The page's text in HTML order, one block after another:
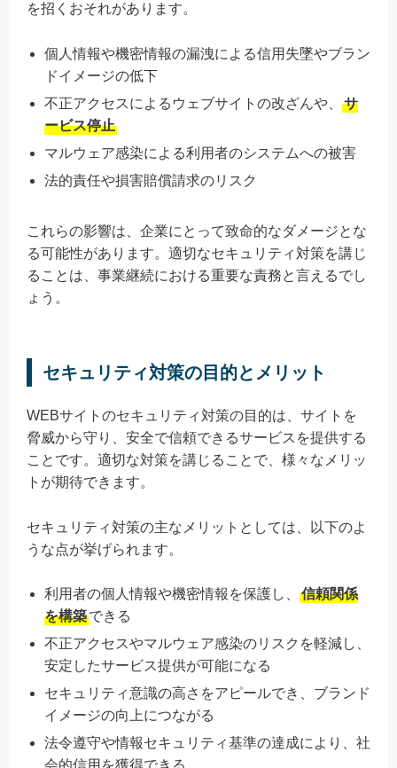
を招くおそれがあります。
個人情報や機密情報の漏洩による信用失墜やブラン
ドイメージの低下
不正アクセスによるウェブサイトの改ざんや、
サ
ービス停止
マルウェア感染による利用者のシステムへの被害
法的責任や損害賠償請求のリスク
これらの影響は、企業にとって致命的なダメージとな
る可能性があります。適切なセキュリティ対策を講じ
ることは、事業継続における重要な責務と言えるでし
ょう。
セキュリティ対策の目的とメリット
WEBサイトのセキュリティ対策の目的は、サイトを
脅威から守り、安全で信頼できるサービスを提供する
ことです。適切な対策を講じることで、様々なメリッ
トが期待できます。
セキュリティ対策の主なメリットとしては、以下のよ
うな点が挙げられます。
利用者の個人情報や機密情報を保護し、
信頼関係
を構築できる
不正アクセスやマルウェア感染のリスクを軽減し、
安定したサービス提供が可能になる
セキュリティ意識の高さをアピールでき、ブランド
イメージの向上につながる
法令遵守や情報セキュリティ基準の達成により、社